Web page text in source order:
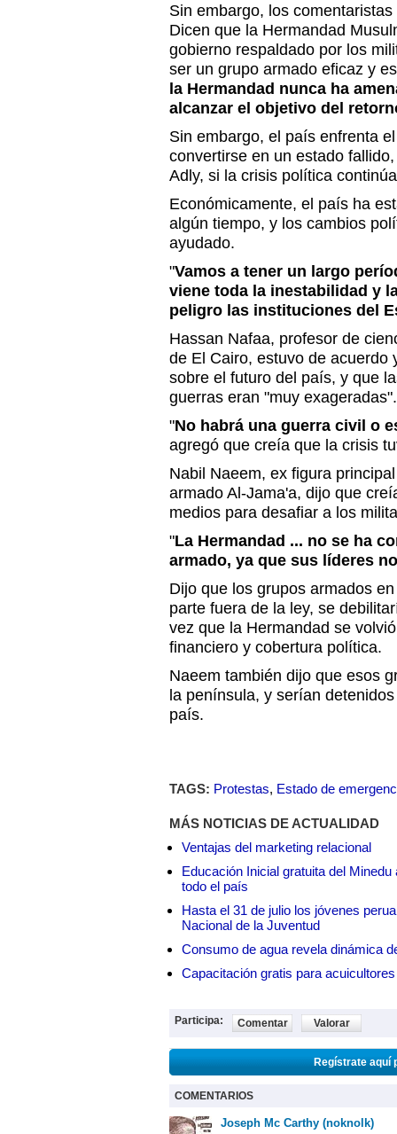
Sin embargo, los
Dicen que la Hermandad
gobierno respaldado por los
ser un grupo armado eficaz y
la Hermandad nunca ha
alcanzar el objetivo del
Sin embargo, el país enfrenta
convertirse en un estado
Adly, si la crisis política
Económicamente, el país ha
algún tiempo, y los cambios
ayudado.
"Vamos a tener un largo
viene toda la inestabilidad y
peligro las instituciones del
Hassan Nafaa, profesor de
de El Cairo, estuvo de acuerdo
sobre el futuro del país, y que
guerras eran "muy exageradas".
"No habrá una guerra civil o
agregó que creía que la crisis
Nabil Naeem, ex figura
armado Al-Jama'a, dijo que
medios para desafiar a los
"La Hermandad ... no se ha
armado, ya que sus líderes
Dijo que los grupos armados
parte fuera de la ley, se
vez que la Hermandad se
financiero y cobertura política.
Naeem también dijo que esos
la península, y serían
país.
TAGS: Protestas, Estado de
MÁS NOTICIAS DE ACTUALIDAD
Ventajas del marketing relacional
Educación Inicial gratuita del
todo el país
Hasta el 31 de julio los jóvenes
Nacional de la Juventud
Consumo de agua revela dinámica
Capacitación gratis para
Participa: Comentar Valorar
Regístrate aquí
COMENTARIOS
Joseph Mc Carthy (noknolk)